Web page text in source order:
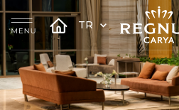
TR